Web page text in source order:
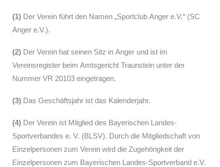
(1) Der Verein führt den Namen „Sportclub Anger e.V.“ (SC
Anger e.V.).
(2) Der Verein hat seinen Sitz in Anger und ist im
Vereinsregister beim Amtsgericht Traunstein unter der
Nummer VR 20103 eingetragen.
(3) Das Geschäftsjahr ist das Kalenderjahr.
(4) Der Verein ist Mitglied des Bayerischen Landes-
Sportverbandes e. V. (BLSV). Durch die Mitgliedschaft von
Einzelpersonen zum Verein wird die Zugehörigkeit der
Einzelpersonen zum Bayerischen Landes-Sportverband e.V.